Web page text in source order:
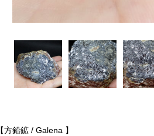
【方鉛鉱 / Galena 】